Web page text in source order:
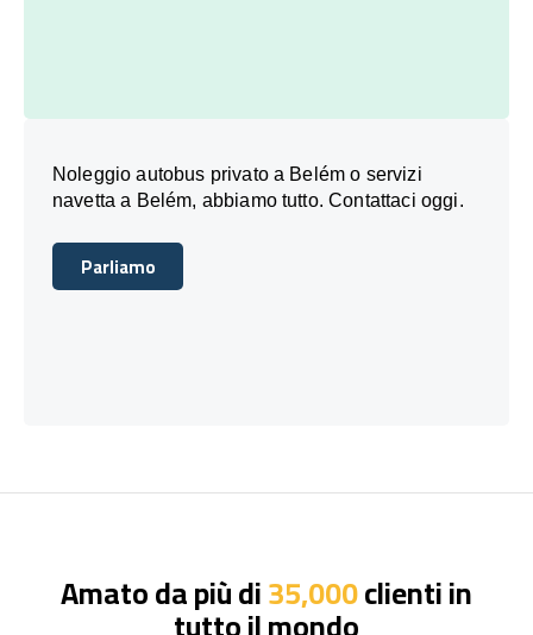
Noleggio autobus privato a Belém o servizi
navetta a Belém, abbiamo tutto. Contattaci oggi.
Parliamo
Parliamo
Amato da più di35,000clienti in